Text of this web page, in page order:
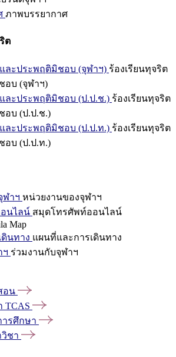
ภาพบรรยากาศ
ต
ละประพฤติมิชอบ (จุฬาฯ) ร้องเรียนทุจริต
อบ (จุฬาฯ)
ละประพฤติมิชอบ (ป.ป.ช.) ร้องเรียนทุจริต
อบ (ป.ป.ช.)
ละประพฤติมิชอบ (ป.ป.ท.) ร้องเรียนทุจริต
อบ (ป.ป.ท.)
ฬาฯ หน่วยงานของจุฬาฯ
นไลน์ สมุดโทรศัพท์ออนไลน์
Map
นทาง แผนที่และการเดินทาง
ฯ ร่วมงานกับจุฬาฯ
อน
TCAS
ารศึกษา
ชา